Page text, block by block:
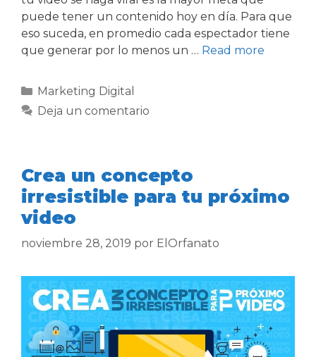
puede tener un contenido hoy en día. Para que
eso suceda, en promedio cada espectador tiene
que generar por lo menos un … Read more
Marketing Digital
Deja un comentario
Crea un concepto
irresistible para tu próximo
video
noviembre 28, 2019 por ElOrfanato